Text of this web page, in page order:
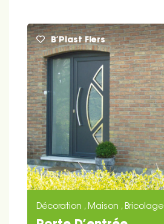
B’Plast Flers
Décoration , Maison , Bricolage